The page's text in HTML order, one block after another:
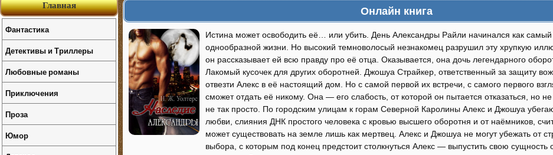
Онлайн книга
Истина может освободить её… или убить. День Александры Райли начинался как
однообразной жизни. Но высокий темноволосый незнакомец разрушил эту хрупкую
он рассказывает ей всю правду про её отца. Оказывается, она дочь легендарного
Лакомый кусочек для других оборотней. Джошуа Страйкер, ответственный за защиту
отвезти Алекс в её настоящий дом. Но с самой первой их встречи, с самого первого
сможет отдать её никому. Она — его слабость, от которой он пытается отказаться, но
не так просто. По городским улицам к горам Северной Каролины Алекс и Джошуа
любви, слияния ДНК простого человека с кровью высшего оборотня и от наёмников,
может существовать на земле лишь как мертвец. Алекс и Джошуа не могут убежать от
выбора, с которым под конец предстоит столкнуться Алекс — выпустить свою сущность
Главная
Фантастика
Детективы и Триллеры
Любовные романы
Приключения
Проза
Юмор